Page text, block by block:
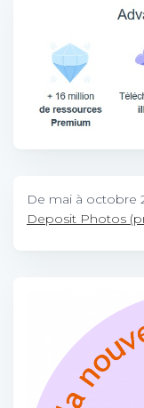
De mai à octobre
Deposit Photos